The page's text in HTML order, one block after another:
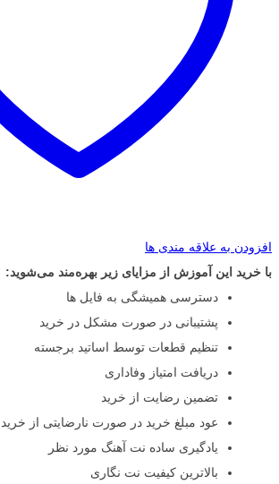
افزودن به علاقه مندی ها
با خرید این آموزش از مزایای زیر بهره‌مند می‌شوید:
دسترسی همیشگی به فایل ها
پشتیبانی در صورت مشکل در خرید
تنظیم قطعات توسط اساتید برجسته
دریافت امتیاز وفاداری
تضمین رضایت از خرید
عود مبلغ خرید در صورت نارضایتی از خرید
یادگیری ساده نت آهنگ مورد نظر
بالاترین کیفیت نت نگاری